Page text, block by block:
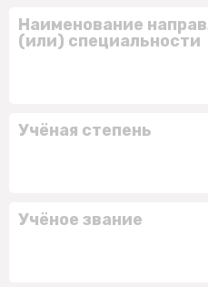
Наименование
(или) специальности
Учёная степень
Учёное звание